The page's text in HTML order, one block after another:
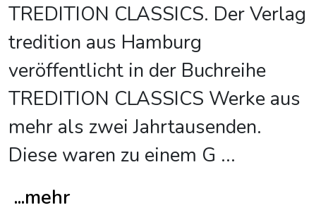
TREDITION CLASSICS. Der Verlag
tredition aus Hamburg
veröffentlicht in der Buchreihe
TREDITION CLASSICS Werke aus
mehr als zwei Jahrtausenden.
Diese waren zu einem G ...
...mehr